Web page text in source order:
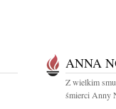
ANNA
Z wielkim
śmierci Anny